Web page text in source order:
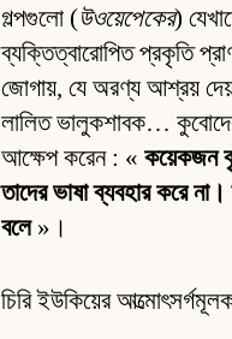
গল্পগুলো (উওয়েপেকের)
ব্যক্তিত্বারোপিত প্রকৃতি
জোগায়, যে অরণ্য আশ্রয়
লালিত ভালুকশাবক…
আক্ষেপ করেন : «কয়েকজন
তাদের ভাষা ব্যবহার করে না।
বলে»।
চিরি ইউকিয়ের আত্মোৎসর্গমূলক